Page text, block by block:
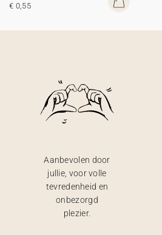
€ 0,55
Aanbevolen door
jullie, voor volle
tevredenheid en
onbezorgd
plezier.